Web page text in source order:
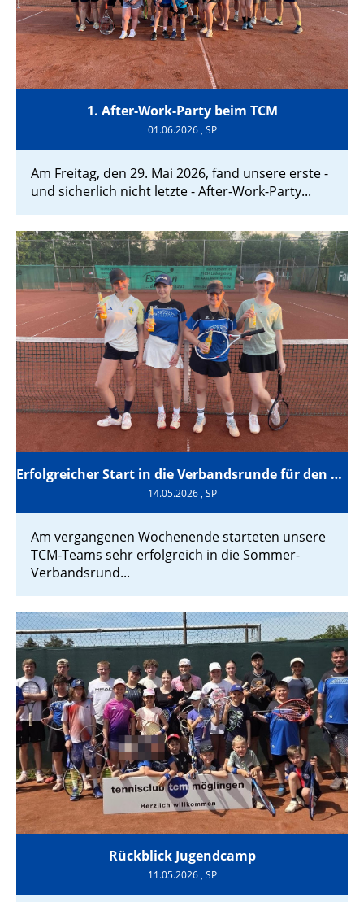
1. After-Work-Party beim TCM
01.06.2026, SP
Am Freitag, den 29. Mai 2026, fand unsere erste -
und sicherlich nicht letzte - After-Work-Party...
Erfolgreicher Start in die Verbandsrunde für den TCM
14.05.2026, SP
Am vergangenen Wochenende starteten unsere
TCM-Teams sehr erfolgreich in die Sommer-
Verbandsrund...
Rückblick Jugendcamp
11.05.2026, SP